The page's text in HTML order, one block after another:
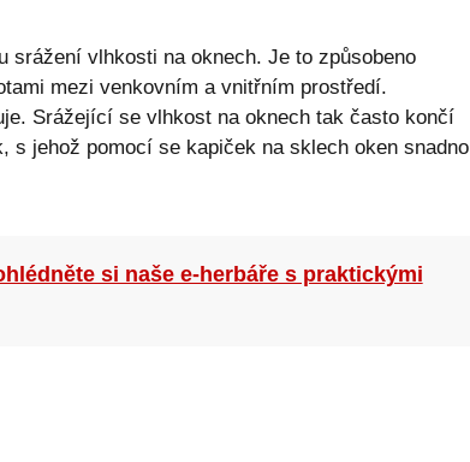
srážení vlhkosti na oknech. Je to způsobeno
mezi venkovním a vnitřním prostředí.
Srážející se vlhkost na oknech tak často končí
s jehož pomocí se kapiček na sklech oken snadno
si naše e-herbáře s praktickými